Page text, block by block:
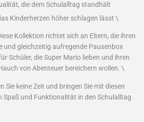
die dem Schulalltag standhält
Kinderherzen höher schlagen lässt \
Kollektion richtet sich an Eltern, die ihren
und gleichzeitig aufregende Pausenbox
Schüler, die Super Mario lieben und ihren
von Abenteuer bereichern wollen. \
Sie keine Zeit und bringen Sie mit diesen
Spaß und Funktionalität in den Schulalltag